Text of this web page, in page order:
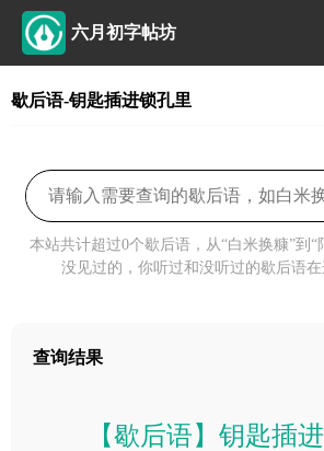
六月初字帖坊
歇后语-钥匙插进锁孔里
本站共计超过0个歇后语，从“白米换糠”到“
没见过的，你听过和没听过的歇后语在
查询结果
【歇后语】钥匙插